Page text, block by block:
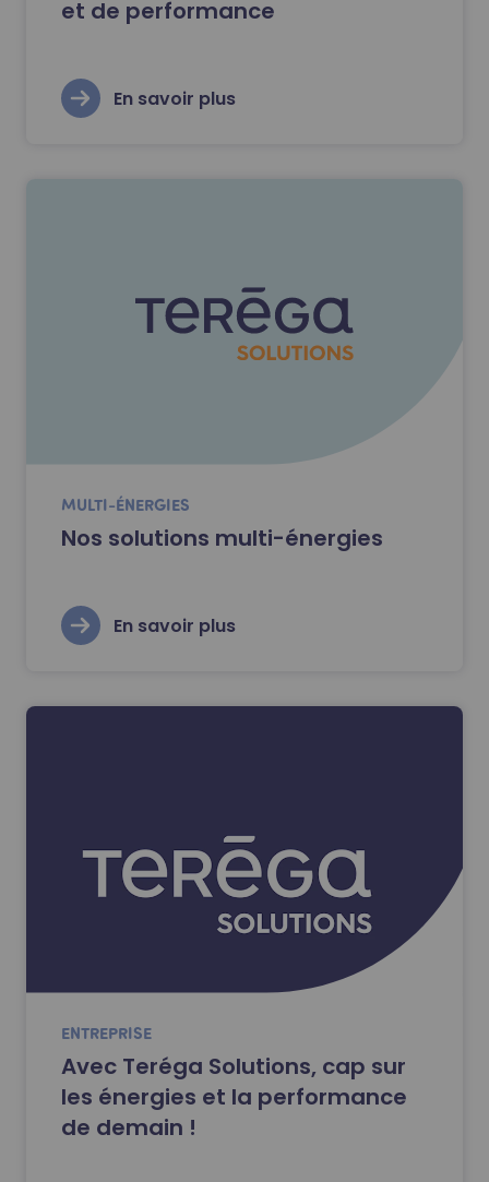
et de performance
En savoir plus
MULTI-ÉNERGIES
Nos solutions multi-énergies
En savoir plus
ENTREPRISE
Avec Teréga Solutions, cap sur
les énergies et la performance
de demain !